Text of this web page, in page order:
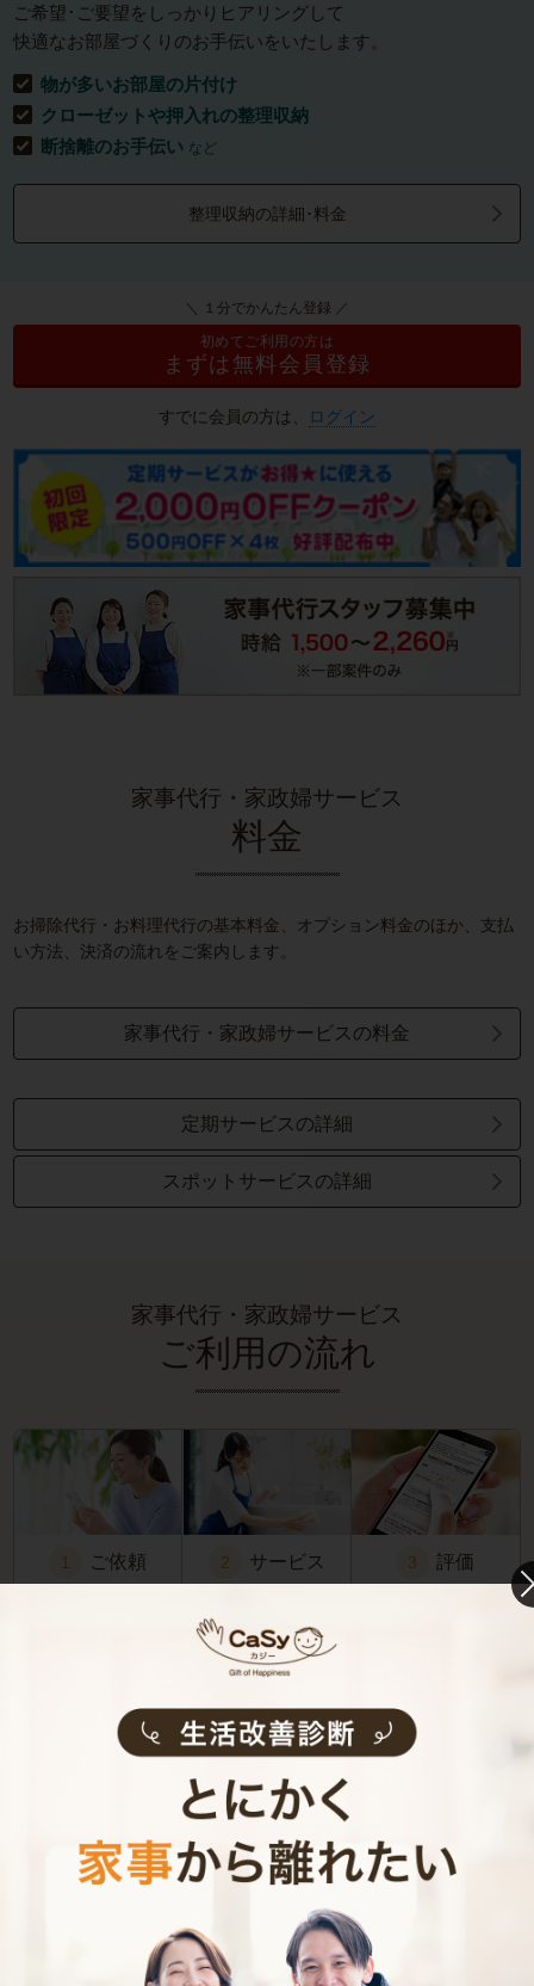
ご希望･ご要望をしっかりヒアリングして
快適なお部屋づくりのお手伝いをいたします。
物が多いお部屋の片付け
クローゼットや押入れの整理収納
断捨離のお手伝い など
整理収納の詳細･料金
＼ １分でかんたん登録 ／
初めてご利用の方は
まずは無料会員登録
すでに会員の方は、 ログイン
家事代行・家政婦サービス
料金
お掃除代行・お料理代行の基本料金、オプション料金のほか、支払
い方法、決済の流れをご案内します。
家事代行・家政婦サービスの料金
定期サービスの詳細
スポットサービスの詳細
家事代行・家政婦サービス
ご利用の流れ
1 ご依頼 2 サービス 3 評価
お掃除代行のご利用の流れ
家事代行・家政婦サービス
料金シミュレーター
初めての家事代行で、「希望の作業内容を頼んだらどのく